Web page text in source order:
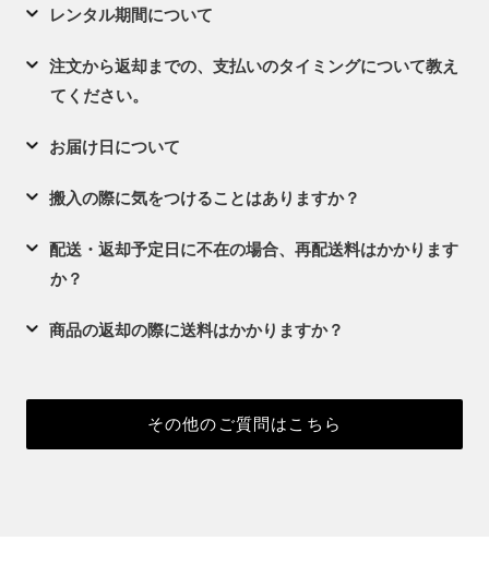
レンタル期間について
注文から返却までの、支払いのタイミングについて教え
てください。
お届け日について
搬入の際に気をつけることはありますか？
配送・返却予定日に不在の場合、再配送料はかかります
か？
商品の返却の際に送料はかかりますか？
その他のご質問はこちら